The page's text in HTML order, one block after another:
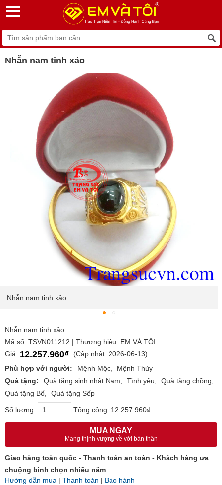
Nhẫn nam tinh xảo
Nhẫn nam tinh xảo
Nhẫn nam tinh xảo
Mã số: TSVN011212 | Thương hiệu: EM VÀ TÔI
Giá: 12.257.960₫
(Cập nhật: 2026-06-13)
Phù hợp với người:
Mệnh Mộc
Mệnh Thủy
Quà tặng:
Quà tặng sinh nhật Nam Tình yêu
Quà tặng chồng
Quà tặng Bố
Quà tặng Sếp
Số lượng: Tổng cộng: 12.257.960₫
MUA NGAY
Mang thịnh vượng về với bản thân
Giao hàng toàn quốc - Thanh toán an toàn - Khách hàng ưa
chuộng bình chọn nhiều năm
Hướng dẫn mua | Thanh toán | Bảo hành